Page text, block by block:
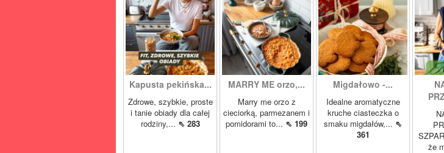
Kapusta pekińska...
Zdrowe, szybkie, proste
i tanie obiady dla całej
rodziny,... ⇖ 283
MARRY ME orzo,...
Marry me orzo z
cieciorką, parmezanem i
pomidorami to... ⇖ 199
Migdałowo -...
Idealne aromatyczne
kruche ciasteczka o
smaku migdałów,... ⇖
361
że